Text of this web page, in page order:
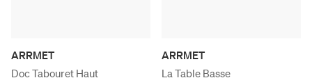
ARRMET
Doc Tabouret Haut
ARRMET
La Table Basse